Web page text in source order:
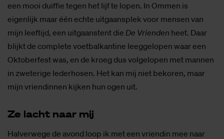
een mooi duiffie tegen het lijf te lopen. In Ommen is
eigenlijk maar één echte uitgaansplek voor mensen van
mijn leeftijd, een uitgaanstent die De Vrienden heet. Daar
blijkt de complete voetbalkantine leeggelopen waar een
Oktoberfest was, en de kroeg dus volgelopen met mannen
in zweterige lederhosen. Het kan mij niet bekoren, maar
mijn vriendinnen kijken hun ogen uit.
Ze lacht naar mij
Halverwege de avond loop ik met een vriendin mee naar